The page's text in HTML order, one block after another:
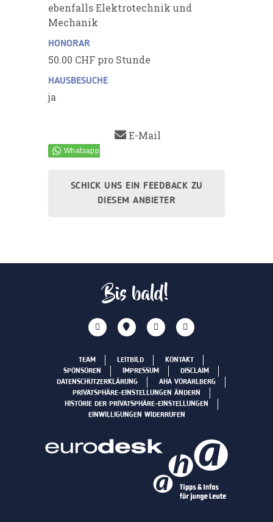
ebenfalls Elektrotechnik und
Mechanik
HONORAR
50.00 CHF pro Stunde
HAUSBESUCHE
ja
E-Mail
SCHICK UNS EIN FEEDBACK ZU
DIESEM ANBIETER
Bis bald!
TEAM LEITBILD
KONTAKT
SPONSOREN
IMPRESSUM
DISCLAIM
DATENSCHUTZERKLÄRUNG
AHA VORARLBERG
PRIVATSPHÄRE-EINSTELLUNGEN ÄNDERN
HISTORIE DER PRIVATSPHÄRE-EINSTELLUNGEN
EINWILLIGUNGEN WIDERRUFEN